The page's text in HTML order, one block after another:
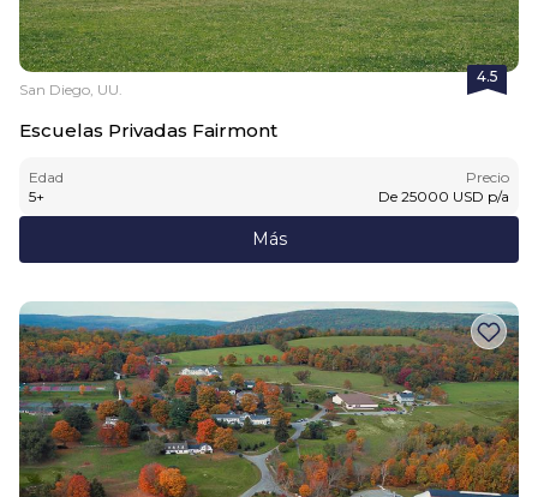
4.5
San Diego, UU.
Escuelas Privadas Fairmont
Edad
5+
Precio
De 25000 USD p/a
Más